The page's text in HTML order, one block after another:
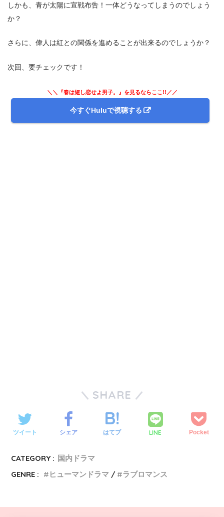
しかも、青が太陽に宣戦布告！一体どうなってしまうのでしょう
か？
さらに、偉人は紅との関係を進めることが出来るのでしょうか？
次回、要チェックです！
＼＼『春は短し恋せよ男子。』を見るならここ!!／／
今すぐHuluで視聴する
SHARE
ツイート シェア はてブ LINE Pocket
CATEGORY : 国内ドラマ
GENRE :
ヒューマンドラマ ラブロマンス